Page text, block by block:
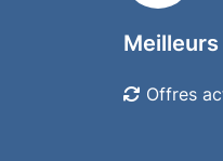
Offres